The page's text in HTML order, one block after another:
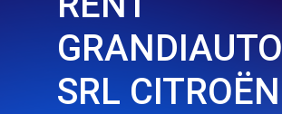
GRANDIAUTO
SRL CITROËN